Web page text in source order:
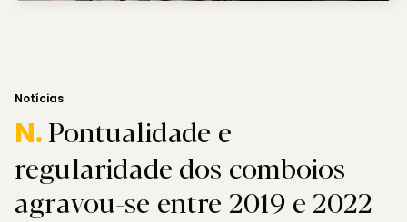
Notícias
N.Pontualidade e
regularidade dos comboios
agravou-se entre 2019 e 2022